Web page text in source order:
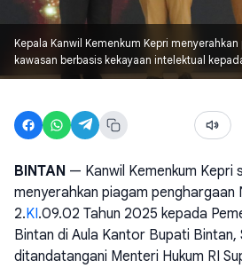
Kepala Kanwil Kemenkum Kepri
kawasan berbasis kekayaan intelektual
BINTAN — Kanwil Kemenkum Kepri
menyerahkan piagam penghargaan
2.KI.09.02 Tahun 2025 kepada
Bintan di Aula Kantor Bupati Bintan,
ditandatangani Menteri Hukum RI